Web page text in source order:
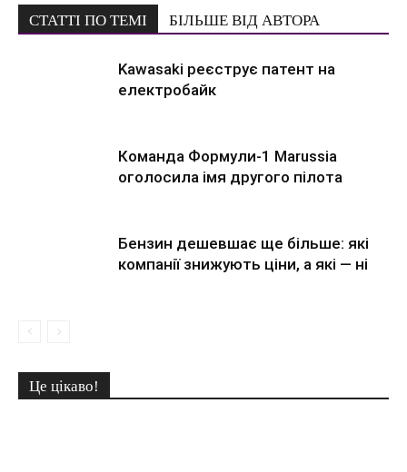
СТАТТІ ПО ТЕМІ БІЛЬШЕ ВІД АВТОРА
Kawasaki реєструє патент на
електробайк
Команда Формули-1 Marussia
оголосила імя другого пілота
Бензин дешевшає ще більше: які
компанії знижують ціни, а які — ні
Це цікаво!